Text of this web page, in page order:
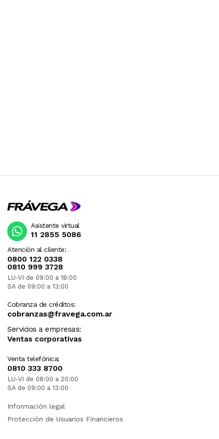
Atención al cliente:
0800 122 0338
0810 999 3728
LU-VI de 09:00 a 18:00
SA de 09:00 a 13:00
Cobranza de créditos:
cobranzas@fravega.com.ar
Servicios a empresas:
Ventas corporativas
Venta telefónica:
0810 333 8700
LU-VI de 08:00 a 20:00
SA de 09:00 a 13:00
Asistente virtual
11 2855 5086
Información legal
Protección de Usuarios Financieros